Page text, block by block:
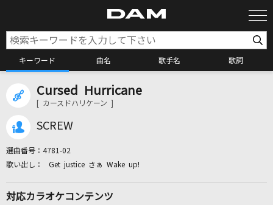
キーワード 曲名 歌手名 歌詞
カラオケ検索
Cursed Hurricane
[ カースドハリケーン ]
SCREW
選曲番号： 4781-02
Get justice さぁ Wake up!
対応カラオケコンテンツ